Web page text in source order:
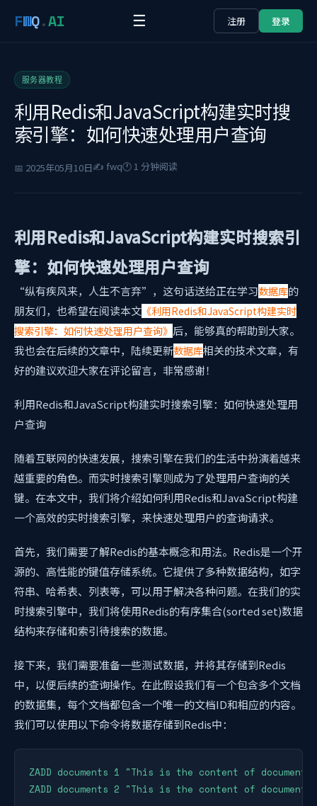
FWQ.AI ☰ 注册 登录
服务器教程
利用Redis和JavaScript构建实时搜
索引擎：如何快速处理用户查询
📅 2025年05月10日✍️ fwq🕐 1 分钟阅读
利用Redis和JavaScript构建实时搜索引
擎：如何快速处理用户查询
“纵有疾风来，人生不言弃”，这句话送给正在学习数据库的
朋友们，也希望在阅读本文 《利用Redis和JavaScript构建实时
搜索引擎：如何快速处理用户查询》 后，能够真的帮助到大家。
我也会在后续的文章中，陆续更新数据库相关的技术文章，有
好的建议欢迎大家在评论留言，非常感谢！
利用Redis和JavaScript构建实时搜索引擎：如何快速处理用
户查询
随着互联网的快速发展，搜索引擎在我们的生活中扮演着越来
越重要的角色。而实时搜索引擎则成为了处理用户查询的关
键。在本文中，我们将介绍如何利用Redis和JavaScript构建
一个高效的实时搜索引擎，来快速处理用户的查询请求。
首先，我们需要了解Redis的基本概念和用法。Redis是一个开
源的、高性能的键值存储系统。它提供了多种数据结构，如字
符串、哈希表、列表等，可以用于解决各种问题。在我们的实
时搜索引擎中，我们将使用Redis的有序集合(sorted set)数据
结构来存储和索引待搜索的数据。
接下来，我们需要准备一些测试数据，并将其存储到Redis
中，以便后续的查询操作。在此假设我们有一个包含多个文档
的数据集，每个文档都包含一个唯一的文档ID和相应的内容。
我们可以使用以下命令将数据存储到Redis中：
ZADD documents 1 "This is the content of document
ZADD documents 2 "This is the content of document